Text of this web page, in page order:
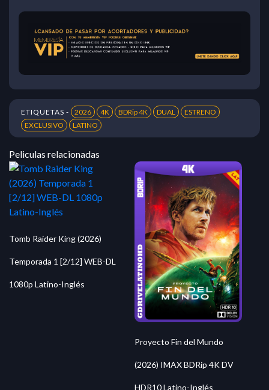
ETIQUETAS - 2026 4K BDRip 4K DUAL
ESTRENO
EXCLUSIVO
LATINO
Peliculas relacionadas
Tomb Raider King (2026)
Temporada 1 [2/12] WEB-DL
1080p Latino-Inglés
Proyecto Fin del Mundo
(2026) IMAX BDRip 4K DV
HDR10 Latino-Inglés